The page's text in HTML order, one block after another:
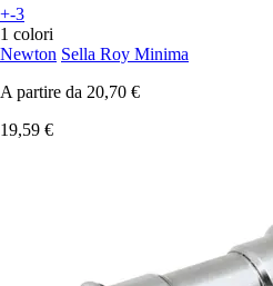
+-3
1 colori
Newton Sella Roy Minima
A partire da 20,70 €
19,59 €